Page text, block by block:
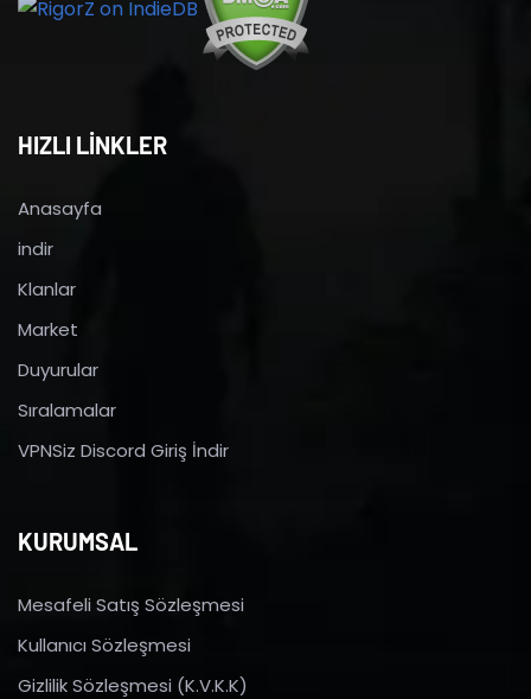
HIZLI LİNKLER
Anasayfa
indir
Klanlar
Market
Duyurular
Sıralamalar
VPNSiz Discord Giriş İndir
KURUMSAL
Mesafeli Satış Sözleşmesi
Kullanıcı Sözleşmesi
Gizlilik Sözleşmesi (K.V.K.K)